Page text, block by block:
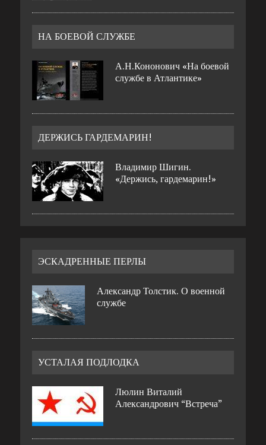
НА БОЕВОЙ СЛУЖБЕ
А.Н.Кононович «На боевой
службе в Атлантике»
ДЕРЖИСЬ ГАРДЕМАРИН!
Владимир Шигин.
«Держись, гардемарин!»
ЭСКАДРЕННЫЕ ПЕРЛЫ
Александр Толстик. О военной
службе
УСТАЛАЯ ПОДЛОДКА
Люлин Виталий
Александрович “Встреча”